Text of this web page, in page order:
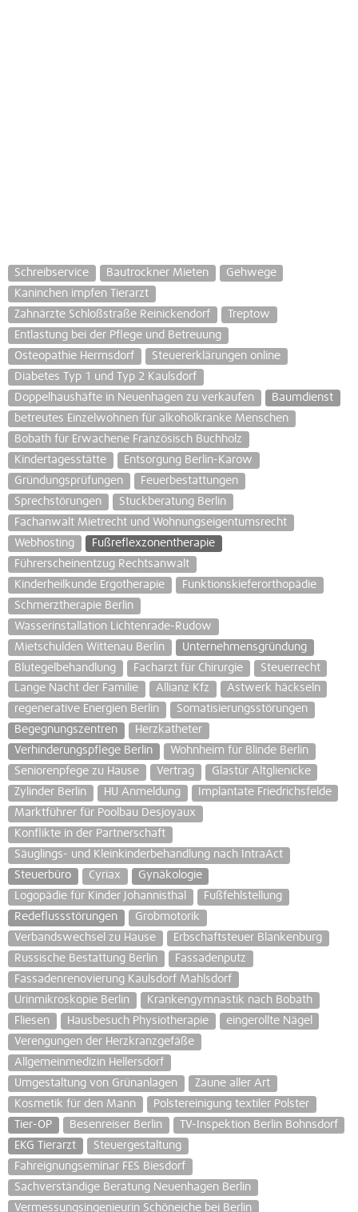
Schreibservice Bautrockner Mieten
Gehwege
Kaninchen impfen Tierarzt
Zahnärzte Schloßstraße Reinickendorf
Treptow
Entlastung bei der Pflege und Betreuung
Osteopathie Hermsdorf
Steuererklärungen online
Diabetes Typ 1 und Typ 2 Kaulsdorf
Doppelhaushäfte in Neuenhagen zu verkaufen
Baumdienst
betreutes Einzelwohnen für alkoholkranke Menschen
Bobath für Erwachene Französisch Buchholz
Kindertagesstätte
Entsorgung Berlin-Karow
Gründungsprüfungen
Feuerbestattungen
Sprechstörungen
Stuckberatung Berlin
Fachanwalt Mietrecht und Wohnungseigentumsrecht
Webhosting
Fußreflexzonentherapie
Führerscheinentzug Rechtsanwalt
Kinderheilkunde Ergotherapie
Funktionskieferorthopädie
Schmerztherapie Berlin
Wasserinstallation Lichtenrade-Rudow
Mietschulden Wittenau Berlin
Unternehmensgründung
Blutegelbehandlung
Facharzt für Chirurgie
Steuerrecht
Lange Nacht der Familie
Allianz Kfz
Astwerk häckseln
regenerative Energien Berlin
Somatisierungsstörungen
Begegnungszentren
Herzkatheter
Verhinderungspflege Berlin
Wohnheim für Blinde Berlin
Seniorenpfege zu Hause
Vertrag
Glastür Altglienicke
Zylinder Berlin
HU Anmeldung
Implantate Friedrichsfelde
Marktführer für Poolbau Desjoyaux
Konflikte in der Partnerschaft
Säuglings- und Kleinkinderbehandlung nach IntraAct
Steuerbüro
Cyriax
Gynäkologie
Logopädie für Kinder Johannisthal
Fußfehlstellung
Redeflussstörungen
Grobmotorik
Verbandswechsel zu Hause
Erbschaftsteuer Blankenburg
Russische Bestattung Berlin
Fassadenputz
Fassadenrenovierung Kaulsdorf Mahlsdorf
Urinmikroskopie Berlin
Krankengymnastik nach Bobath
Fliesen
Hausbesuch Physiotherapie
eingerollte Nägel
Verengungen der Herzkranzgefäße
Allgemeinmedizin Hellersdorf
Umgestaltung von Grünanlagen
Zäune aller Art
Kosmetik für den Mann
Polstereinigung textiler Polster
Tier-OP
Besenreiser Berlin
TV-Inspektion Berlin Bohnsdorf
EKG Tierarzt
Steuergestaltung
Fahreignungseminar FES Biesdorf
Sachverständige Beratung Neuenhagen Berlin
Vermessungsingenieurin Schöneiche bei Berlin